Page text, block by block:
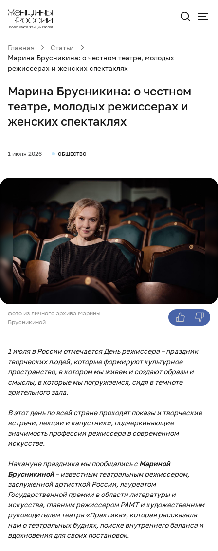
Главная
Статьи
Марина Брусникина: о честном театре, молодых
режиссерах и женских спектаклях
Марина Брусникина: о честном
театре, молодых режиссерах и
женских спектаклях
1 июля 2026 ОБЩЕСТВО
фото из личного архива Марины
Брусникиной
1 июля в России отмечается День режиссера – праздник
творческих людей, которые формируют культурное
пространство, в котором мы живем и создают образы и
смыслы, в которые мы погружаемся, сидя в темноте
зрительного зала.
В этот день по всей стране проходят показы и творческие
встречи, лекции и капустники, подчеркивающие
значимость профессии режиссера в современном
искусстве.
Накануне праздника мы пообщались сМариной
Брусникиной– известным театральным режиссером,
заслуженной артисткой России, лауреатом
Государственной премии в области литературы и
искусства, главным режиссером РАМТ и художественным
руководителем театра «Практика», которая рассказала
нам о театральных буднях, поиске внутреннего баланса и
вдохновения для своих постановок.